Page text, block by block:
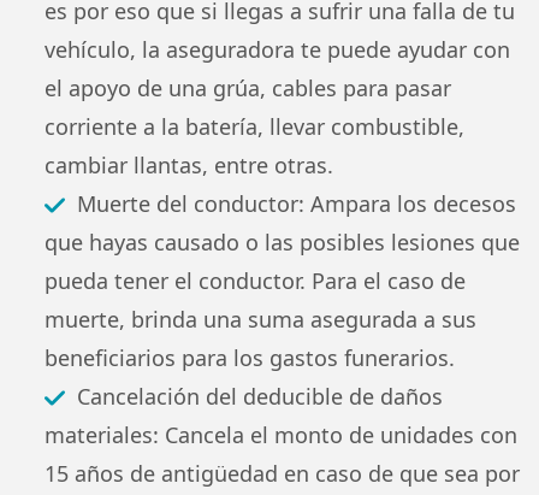
es por eso que si llegas a sufrir una falla de tu
vehículo, la aseguradora te puede ayudar con
el apoyo de una grúa, cables para pasar
corriente a la batería, llevar combustible,
cambiar llantas, entre otras.
Muerte del conductor: Ampara los decesos
que hayas causado o las posibles lesiones que
pueda tener el conductor. Para el caso de
muerte, brinda una suma asegurada a sus
beneficiarios para los gastos funerarios.
Cancelación del deducible de daños
materiales: Cancela el monto de unidades con
15 años de antigüedad en caso de que sea por